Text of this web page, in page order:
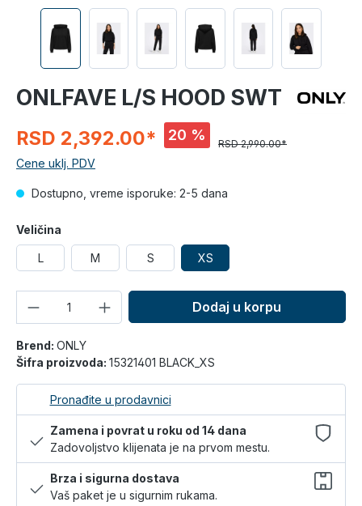
ONLFAVE L/S HOOD SWT
RSD 2,392.00* 20 %
RSD 2,990.00*
Cene uklj. PDV
Dostupno, vreme isporuke: 2-5 dana
Veličina
L M S XS
Dodaj u korpu
Brend: ONLY
Šifra proizvoda: 15321401 BLACK_XS
Pronađite u prodavnici
Zamena i povrat u roku od 14 dana
Zadovoljstvo klijenata je na prvom mestu.
Brza i sigurna dostava
Vaš paket je u sigurnim rukama.